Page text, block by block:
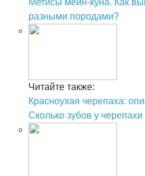
Метисы мейн-куна. Как
разными породами?
Читайте также:
Красноухая черепаха:
Сколько зубов у черепахи